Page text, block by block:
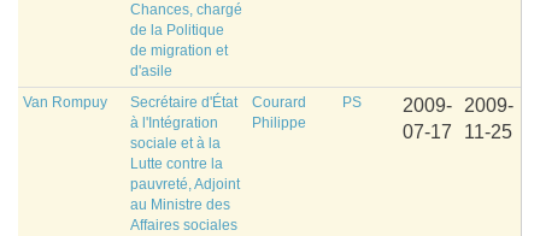
Chances, chargé
de la Politique
de migration et
d'asile
Van Rompuy
Secrétaire d'État
à l'Intégration
sociale et à la
Lutte contre la
pauvreté, Adjoint
au Ministre des
Affaires sociales
Courard
Philippe
PS
2009-
07-17
2009-
11-25